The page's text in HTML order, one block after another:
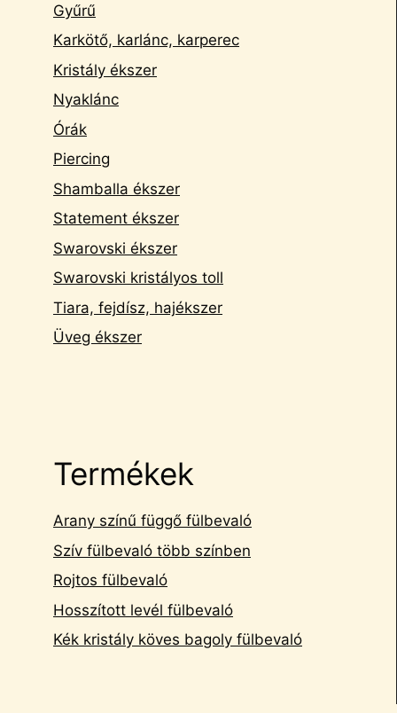
Gyűrű
Karkötő, karlánc, karperec
Kristály ékszer
Nyaklánc
Órák
Piercing
Shamballa ékszer
Statement ékszer
Swarovski ékszer
Swarovski kristályos toll
Tiara, fejdísz, hajékszer
Üveg ékszer
Termékek
Arany színű függő fülbevaló
Szív fülbevaló több színben
Rojtos fülbevaló
Hosszított levél fülbevaló
Kék kristály köves bagoly fülbevaló